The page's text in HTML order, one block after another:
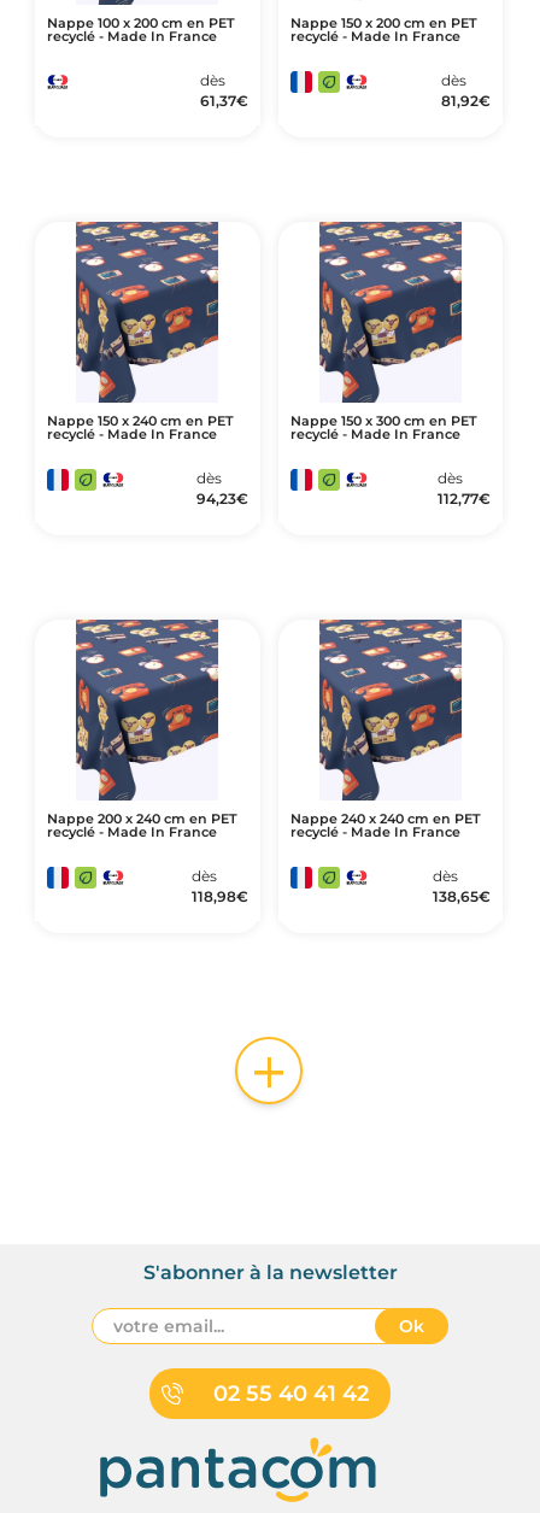
Nappe 100 x 200 cm en PET
recyclé - Made In France
dès
61,37€
Nappe 150 x 200 cm en PET
recyclé - Made In France
dès
81,92€
Nappe 150 x 240 cm en PET
recyclé - Made In France
dès
94,23€
Nappe 150 x 300 cm en PET
recyclé - Made In France
dès
112,77€
Nappe 200 x 240 cm en PET
recyclé - Made In France
dès
118,98€
Nappe 240 x 240 cm en PET
recyclé - Made In France
dès
138,65€
+
02 55 40 41 42
S'abonner à la newsletter
Ok